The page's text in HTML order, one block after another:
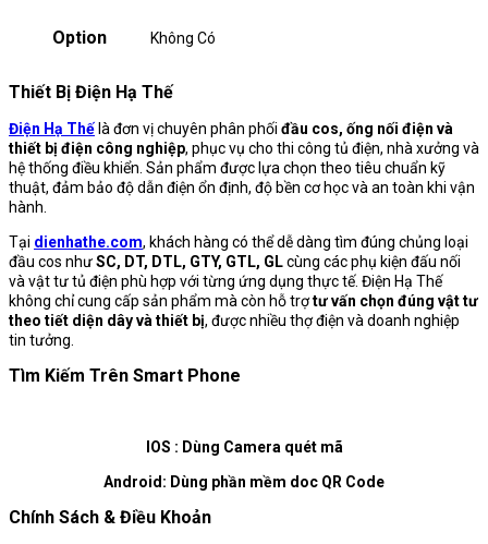
Option Không Có
Thiết Bị Điện Hạ Thế
Điện Hạ Thếlà đơn vị chuyên phân phối đầu cos, ống nối điện và
thiết bị điện công nghiệp, phục vụ cho thi công tủ điện, nhà xưởng và
hệ thống điều khiển. Sản phẩm được lựa chọn theo tiêu chuẩn kỹ
thuật, đảm bảo độ dẫn điện ổn định, độ bền cơ học và an toàn khi vận
hành.
Tại dienhathe.com, khách hàng có thể dễ dàng tìm đúng chủng loại
đầu cos nhưSC, DT, DTL, GTY, GTL, GLcùng các phụ kiện đấu nối
và vật tư tủ điện phù hợp với từng ứng dụng thực tế. Điện Hạ Thế
không chỉ cung cấp sản phẩm mà còn hỗ trợtư vấn chọn đúng vật tư
theo tiết diện dây và thiết bị, được nhiều thợ điện và doanh nghiệp
tin tưởng.
Tìm Kiếm Trên Smart Phone
IOS : Dùng Camera quét mã
Android: Dùng phần mềm doc QR Code
Chính Sách & Điều Khoản